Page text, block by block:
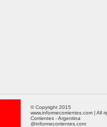
© Copyright 2015
www.informecorrientes.com | All
Corrientes - Argentina
@informecorrientes.com